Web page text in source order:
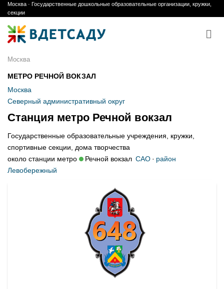
Skip
to
content
Москва · Государственные дошкольные образовательные организации, кружки,
секции
Москва
МЕТРО РЕЧНОЙ ВОКЗАЛ
Москва
Северный административный округ
Станция метро Речной вокзал
Государственные образовательные учреждения, кружки,
спортивные секции, дома творчества
около станции метро
Речной вокзал САО· район
Левобережный